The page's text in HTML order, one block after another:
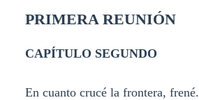
PRIMERA REUNIÓN
CAPÍTULO SEGUNDO
En cuanto crucé la frontera, frené.